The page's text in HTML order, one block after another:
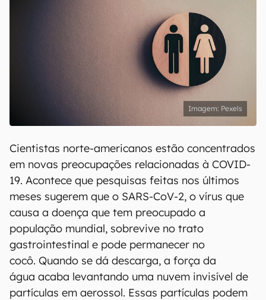
Pexels
Cientistas norte-americanos estão concentrados
em novas preocupações relacionadas à COVID-
19. Acontece que pesquisas feitas nos últimos
meses sugerem que o SARS-CoV-2, o vírus que
causa a doença que tem preocupado a
população mundial, sobrevive no trato
gastrointestinal e pode permanecer no
cocô. Quando se dá descarga, a força da
água acaba levantando uma nuvem invisível de
partículas em aerossol. Essas partículas podem